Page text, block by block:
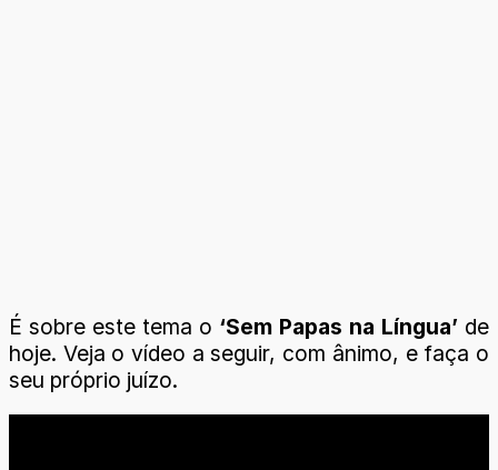
É sobre este tema o ‘Sem Papas na Língua’ de
hoje. Veja o vídeo a seguir, com ânimo, e faça o
seu próprio juízo.